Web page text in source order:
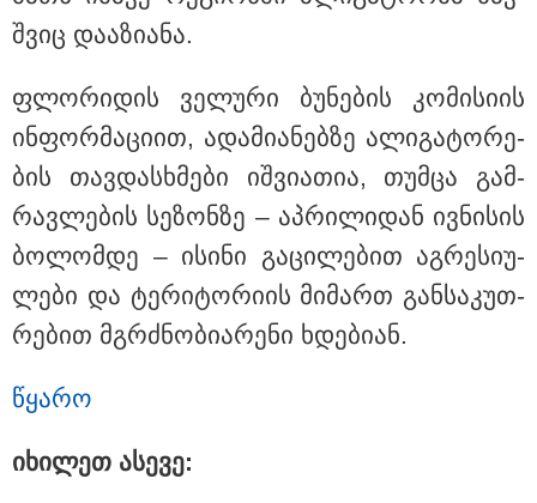
13:59 / 06-08-2026
ნიკა მელიას სასამართლოს
უპატივცემლობის ფაქტზე 1 წლით და 6
შვიც და­ა­ზი­ა­ნა.
ფლო­რი­დის ვე­ლუ­რი ბუ­ნე­ბის კო­მი­სი­ის
ინ­ფორ­მა­ცი­ით, ადა­მი­ა­ნებ­ზე ალი­გა­ტო­რე­
ბის თავ­დას­ხმე­ბი იშ­ვი­ა­თია, თუმ­ცა გამ­
რავ­ლე­ბის სე­ზონ­ზე – აპ­რი­ლი­დან ივ­ნი­სის
ბო­ლომ­დე – ისი­ნი გა­ცი­ლე­ბით აგ­რე­სი­უ­
ლე­ბი და ტე­რი­ტო­რი­ის მი­მართ გან­სა­კუთ­
რე­ბით მგრძნო­ბი­ა­რე­ნი ხდე­ბი­ან.
წყა­რო
იხი­ლეთ ასე­ვე: